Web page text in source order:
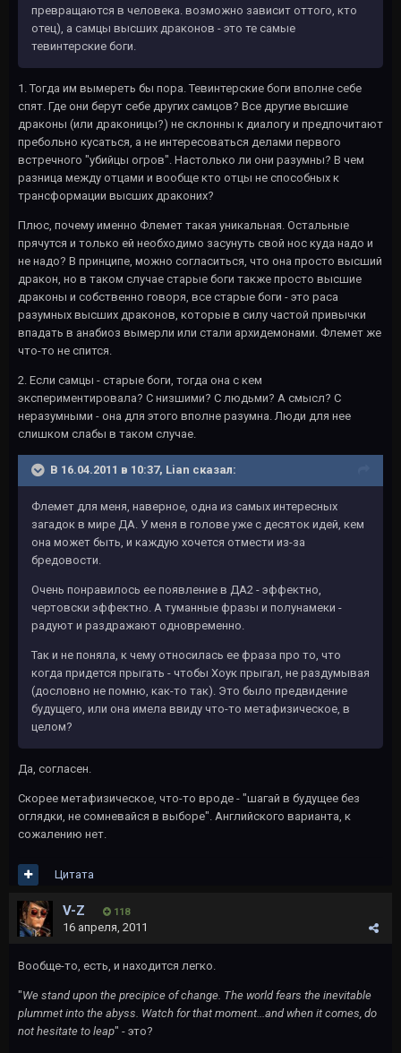
превращаются в человека. возможно зависит оттого, кто
отец), а самцы высших драконов - это те самые
тевинтерские боги.
1. Тогда им вымереть бы пора. Тевинтерские боги вполне себе
спят. Где они берут себе других самцов? Все другие высшие
драконы (или драконицы?) не склонны к диалогу и предпочитают
пребольно кусаться, а не интересоваться делами первого
встречного "убийцы огров". Настолько ли они разумны? В чем
разница между отцами и вообще кто отцы не способных к
трансформации высших драконих?
Плюс, почему именно Флемет такая уникальная. Остальные
прячутся и только ей необходимо засунуть свой нос куда надо и
не надо? В принципе, можно согласиться, что она просто высший
дракон, но в таком случае старые боги также просто высшие
драконы и собственно говоря, все старые боги - это раса
разумных высших драконов, которые в силу частой привычки
впадать в анабиоз вымерли или стали архидемонами. Флемет же
что-то не спится.
2. Если самцы - старые боги, тогда она с кем
экспериментировала? С низшими? С людьми? А смысл? С
неразумными - она для этого вполне разумна. Люди для нее
слишком слабы в таком случае.
В 16.04.2011 в 10:37, Lian сказал:
Флемет для меня, наверное, одна из самых интересных
загадок в мире ДА. У меня в голове уже с десяток идей, кем
она может быть, и каждую хочется отмести из-за
бредовости.
Очень понравилось ее появление в ДА2 - эффектно,
чертовски эффектно. А туманные фразы и полунамеки -
радуют и раздражают одновременно.
Так и не поняла, к чему относилась ее фраза про то, что
когда придется прыгать - чтобы Хоук прыгал, не раздумывая
(дословно не помню, как-то так). Это было предвидение
будущего, или она имела ввиду что-то метафизическое, в
целом?
Да, согласен.
Скорее метафизическое, что-то вроде - "шагай в будущее без
оглядки, не сомневайся в выборе". Английского варианта, к
сожалению нет.
Цитата
V-Z 118
16 апреля, 2011
Вообще-то, есть, и находится легко.
"We stand upon the precipice of change. The world fears the inevitable
plummet into the abyss. Watch for that moment...and when it comes, do
not hesitate to leap" - это?